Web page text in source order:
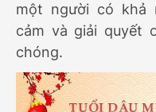
một người có khả
cảm và giải quyết
chóng.